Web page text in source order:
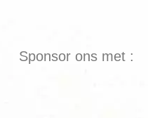
Sponsor ons met :